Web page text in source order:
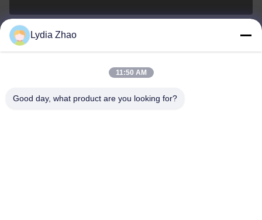
jesingd@vip.sina.com
Lydia Zhao
11:50 AM
Good day, what product are you looking for?